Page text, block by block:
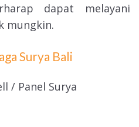
dapat melayani
mungkin.
Surya Bali
/ Panel Surya